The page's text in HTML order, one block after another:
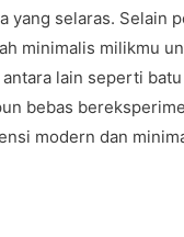
yang selaras. Selain
minimalis milikmu
lain seperti batu
bebas
modern dan